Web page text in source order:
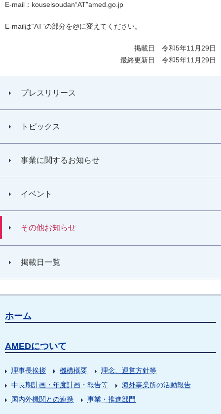
E-mail：kouseisoudan“AT”amed.go.jp
E-mailは“AT”の部分を@に変えてください。
掲載日 令和5年11月29日
最終更新日 令和5年11月29日
プレスリリース
トピックス
事業に関するお知らせ
イベント
その他お知らせ
掲載日一覧
ホーム
AMEDについて
理事長挨拶 機構概要
理念、運営方針等
中長期計画・年度計画・報告等
海外事業所の活動報告
国内外機関との連携
事業・推進部門